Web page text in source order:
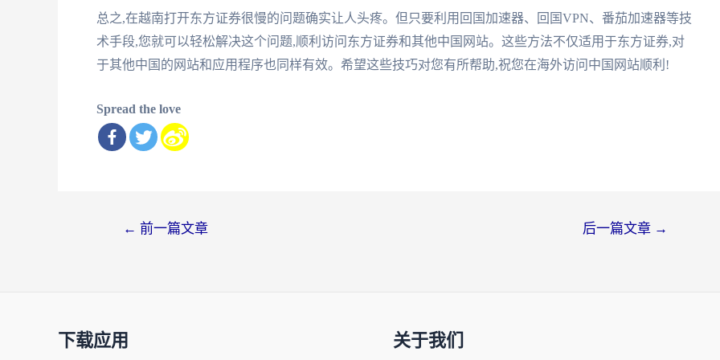
总之,在越南打开东方证券很慢的问题确实让人头疼。但只要利用回国加速器、回国VPN、番茄加速器等技
术手段,您就可以轻松解决这个问题,顺利访问东方证券和其他中国网站。这些方法不仅适用于东方证券,对
于其他中国的网站和应用程序也同样有效。希望这些技巧对您有所帮助,祝您在海外访问中国网站顺利!
Spread the love
← 前一篇文章 后一篇文章 →
下载应用 关于我们